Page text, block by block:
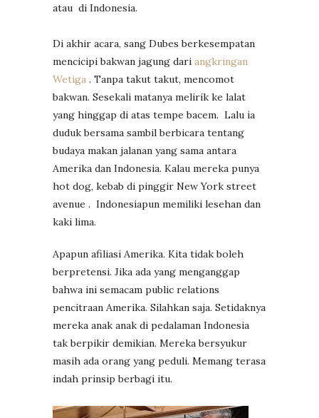
atau di Indonesia.
Di akhir acara, sang Dubes berkesempatan
mencicipi bakwan jagung dari angkringan
Wetiga . Tanpa takut takut, mencomot
bakwan. Sesekali matanya melirik ke lalat
yang hinggap di atas tempe bacem. Lalu ia
duduk bersama sambil berbicara tentang
budaya makan jalanan yang sama antara
Amerika dan Indonesia. Kalau mereka punya
hot dog, kebab di pinggir New York street
avenue . Indonesiapun memiliki lesehan dan
kaki lima.
Apapun afiliasi Amerika. Kita tidak boleh
berpretensi. Jika ada yang menganggap
bahwa ini semacam public relations
pencitraan Amerika. Silahkan saja. Setidaknya
mereka anak anak di pedalaman Indonesia
tak berpikir demikian. Mereka bersyukur
masih ada orang yang peduli. Memang terasa
indah prinsip berbagi itu.